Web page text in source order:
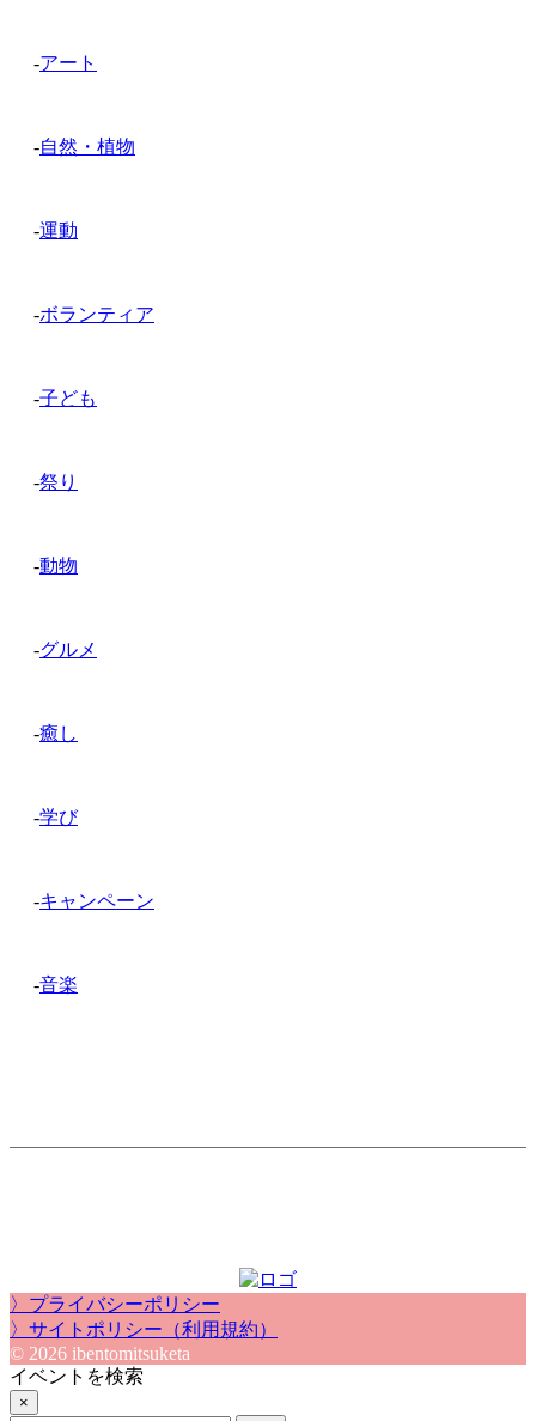
-アート
-自然・植物
-運動
-ボランティア
-子ども
-祭り
-動物
-グルメ
-癒し
-学び
-キャンペーン
-音楽
〉プライバシーポリシー
〉サイトポリシー（利用規約）
© 2026 ibentomitsuketa
イベントを検索
×